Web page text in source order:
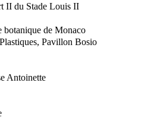
II du Stade Louis II
botanique de Monaco
Pavillon Bosio
Antoinette